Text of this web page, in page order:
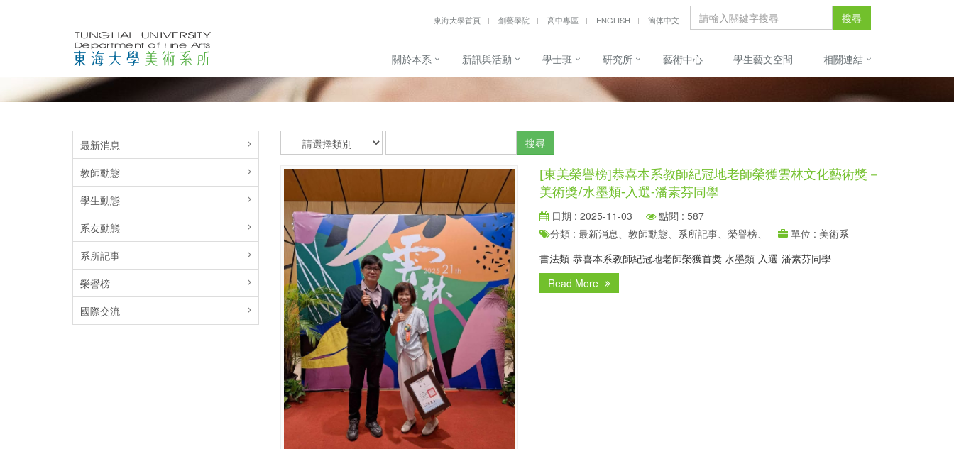
東海大學首頁 創藝學院 高中專區 ENGLISH 簡体中文 搜尋
關於本系 新訊與活動 學士班 研究所 藝術中心 學生藝文空間 相關連結
最新消息
教師動態
學生動態
系友動態
系所記事
榮譽榜
國際交流
搜尋
[東美榮譽榜]恭喜本系教師紀冠地老師榮獲雲林文化藝術獎－
美術獎/水墨類-入選-潘素芬同學
日期 : 2025-11-03
點閱 : 587
分類 : 最新消息、教師動態、系所記事、榮譽榜、
單位 : 美術系
書法類-恭喜本系教師紀冠地老師榮獲首獎 水墨類-入選-潘素芬同學
Read More